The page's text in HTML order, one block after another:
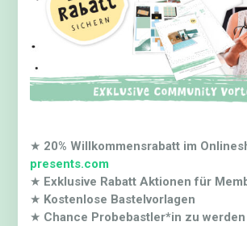
★ 20% Willkommensrabatt im
presents.com
★ Exklusive Rabatt Aktionen für
★ Kostenlose Bastelvorlagen
★ Chance Probebastler*in zu werden